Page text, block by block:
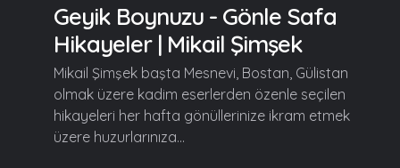
Geyik Boynuzu - Gönle Safa
Hikayeler | Mikail Şimşek
Mikail Şimşek başta Mesnevi, Bostan, Gülistan
olmak üzere kadim eserlerden özenle seçilen
hikayeleri her hafta gönüllerinize ikram etmek
üzere huzurlarınıza...